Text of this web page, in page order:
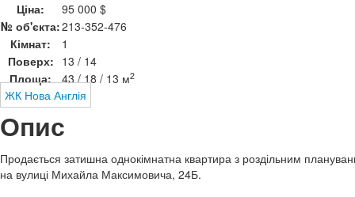
Ціна:
95 000 $
№ об'єкта:213-352-476
Кімнат:
1
Поверх: 13 / 14
Площа:
43 / 18 / 13 м2
ЖК Нова Англія
Опис
Продається затишна однокімнатна квартира з роздільним
на вулиці Михайла Максимовича, 24Б.